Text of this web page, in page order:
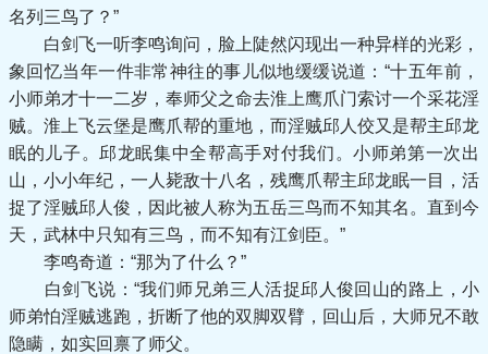
名列三鸟了？”
白剑飞一听李鸣询问，脸上陡然闪现出一种异样的光彩，
象回忆当年一件非常神往的事儿似地缓缓说道：“十五年前，
小师弟才十一二岁，奉师父之命去淮上鹰爪门索讨一个采花淫
贼。淮上飞云堡是鹰爪帮的重地，而淫贼邱人佼又是帮主邱龙
眠的儿子。邱龙眠集中全帮高手对付我们。小师弟第一次出
山，小小年纪，一人毙敌十八名，残鹰爪帮主邱龙眠一目，活
捉了淫贼邱人俊，因此被人称为五岳三鸟而不知其名。直到今
天，武林中只知有三鸟，而不知有江剑臣。”
李鸣奇道：“那为了什么？”
白剑飞说：“我们师兄弟三人活捉邱人俊回山的路上，小
师弟怕淫贼逃跑，折断了他的双脚双臂，回山后，大师兄不敢
隐瞒，如实回禀了师父。